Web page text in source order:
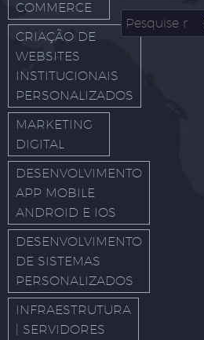
COMMERCE
CRIAÇÃO DE
WEBSITES
INSTITUCIONAIS
PERSONALIZADOS
MARKETING
DIGITAL
DESENVOLVIMENTO
APP MOBILE
ANDROID E IOS
DESENVOLVIMENTO
DE SISTEMAS
PERSONALIZADOS
INFRAESTRUTURA
| SERVIDORES